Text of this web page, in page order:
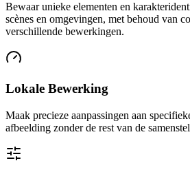
Bewaar unieke elementen en
scènes en omgevingen, met behoud van
verschillende bewerkingen.
Lokale Bewerking
Maak precieze aanpassingen aan
afbeelding zonder de rest van de